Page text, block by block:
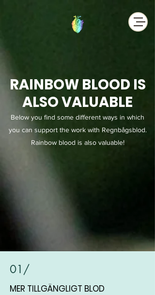
RAINBOW BLOOD IS
ALSO VALUABLE
Below you find some different ways in which
you can support the work with Regnbågsblod.
Rainbow blood is also valuable!
01/
MER TILLGÄNGLIGT BLOD